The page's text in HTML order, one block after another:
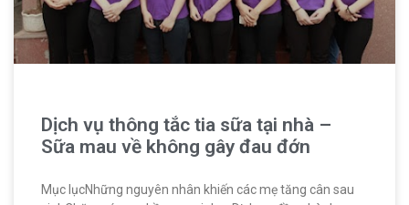
Dịch vụ thông tắc tia sữa tại nhà –
Sữa mau về không gây đau đớn
Mục lụcNhững nguyên nhân khiến các mẹ tăng cân sau